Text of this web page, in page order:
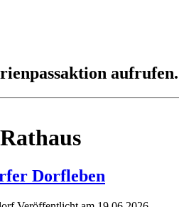
aufrufen.
Dorfleben